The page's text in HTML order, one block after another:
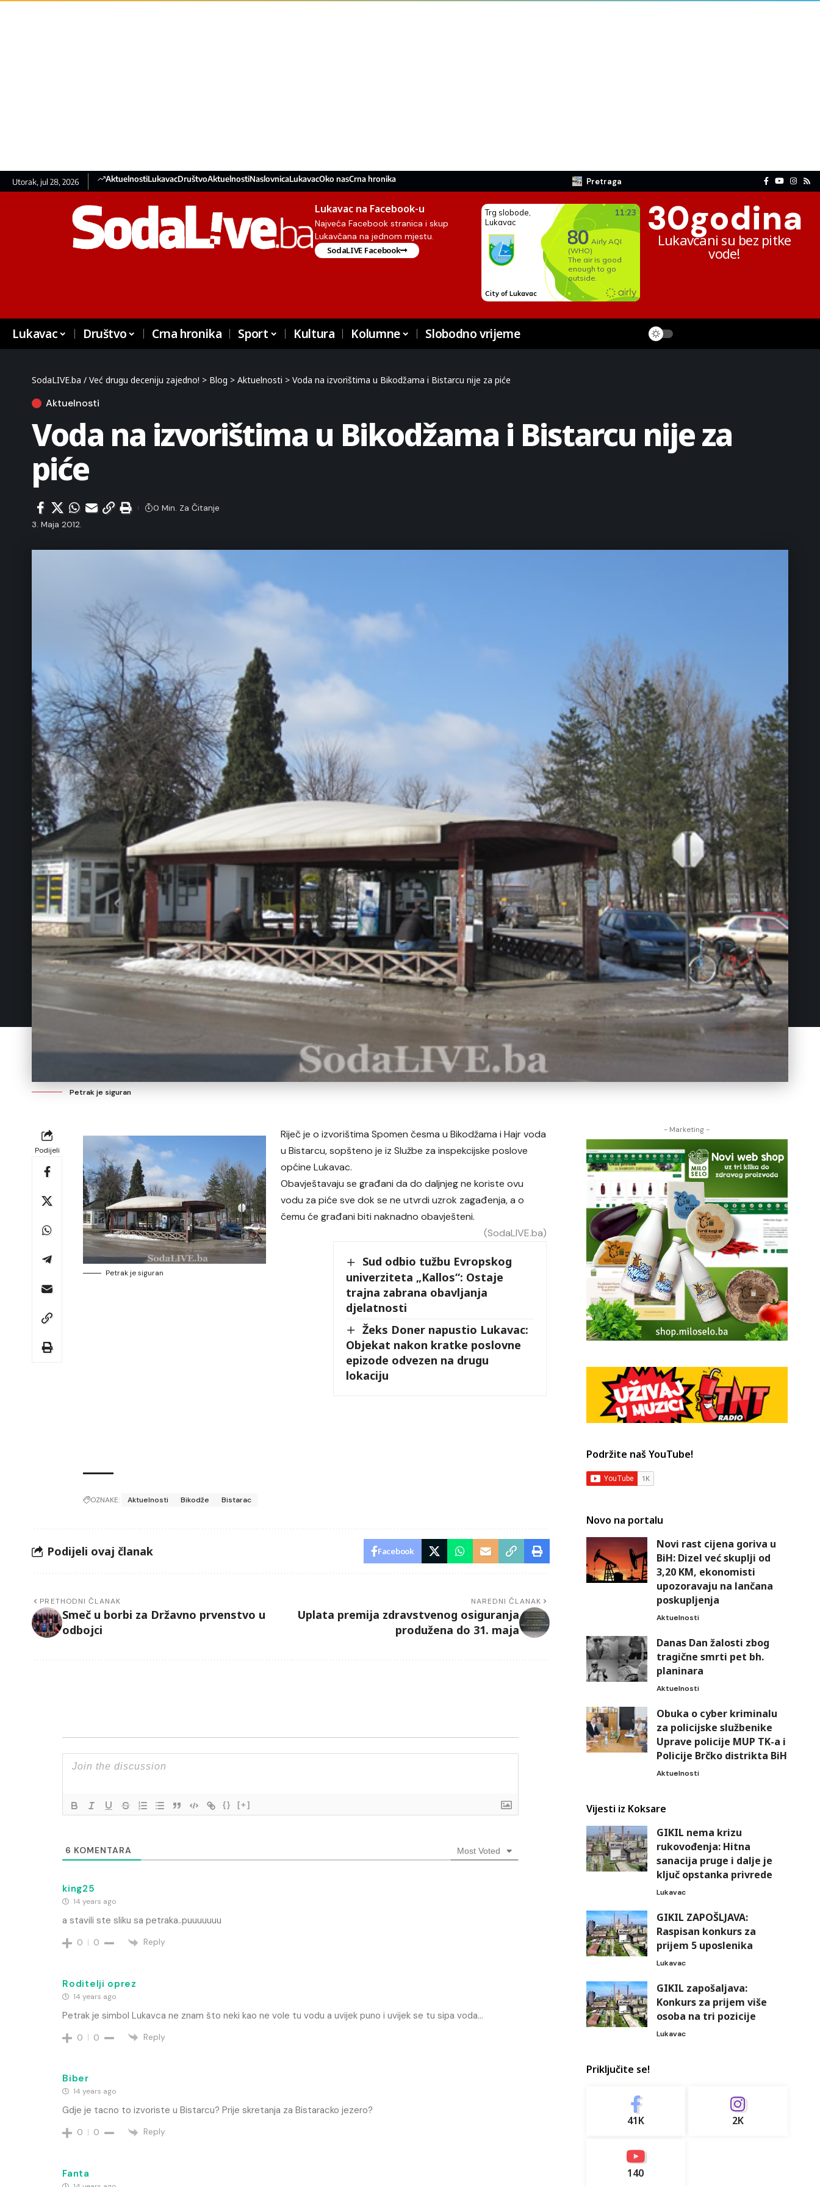
Utorak, jul 28, 2026 AktuelnostiLukavacDruštvoAktuelnostiNaslovnicaLukavacOko nasCrna hronika Pretraga
Lukavac na Facebook-u
Najveća Facebook stranica i skup
Lukavčana na jednom mjestu.
SodaLIVE Facebook
30godina
Lukavčani su bez pitke
vode!
Lukavac Društvo Crna hronika Sport Kultura Kolumne Slobodno vrijeme
SodaLIVE.ba / Već drugu deceniju zajedno! > Blog > Aktuelnosti > Voda na izvorištima u Bikodžama i Bistarcu nije za piće
Aktuelnosti
Voda na izvorištima u Bikodžama i Bistarcu nije za
piće
3. Maja 2012.
0 Min. Za Čitanje
Petrak je siguran
Podijeli
Petrak je siguran
Riječ je o izvorištima Spomen česma u Bikodžama i Hajr voda
u Bistarcu, sopšteno je iz Službe za inspekcijske poslove
općine Lukavac.
Obavještavaju se građani da do daljnjeg ne koriste ovu
vodu za piće sve dok se ne utvrdi uzrok zagađenja, a o
čemu će građani biti naknadno obavješteni.
(SodaLIVE.ba)
Sud odbio tužbu Evropskog
univerziteta „Kallos“: Ostaje
trajna zabrana obavljanja
djelatnosti
Žeks Doner napustio Lukavac:
Objekat nakon kratke poslovne
epizode odvezen na drugu
lokaciju
OZNAKE: Aktuelnosti Bikodže Bistarac
Podijeli ovaj članak Facebook
PRETHODNI ČLANAK
Smeč u borbi za Državno prvenstvo u
odbojci
NAREDNI ČLANAK
Uplata premija zdravstvenog osiguranja
produžena do 31. maja
{} [+]
6 KOMENTARA Most Voted
king25
14 years ago
a stavili ste sliku sa petraka..puuuuuuu
0 0 Reply
Roditelji oprez
14 years ago
Petrak je simbol Lukavca ne znam što neki kao ne vole tu vodu a uvijek puno i uvijek se tu sipa voda…
0 0 Reply
Biber
14 years ago
Gdje je tacno to izvoriste u Bistarcu? Prije skretanja za Bistaracko jezero?
0 0 Reply
Fanta
- Marketing -
Podržite naš YouTube!
Novo na portalu
Novi rast cijena goriva u
BiH: Dizel već skuplji od
3,20 KM, ekonomisti
upozoravaju na lančana
poskupljenja
Aktuelnosti
Danas Dan žalosti zbog
tragične smrti pet bh.
planinara
Aktuelnosti
Obuka o cyber kriminalu
za policijske službenike
Uprave policije MUP TK-a i
Policije Brčko distrikta BiH
Aktuelnosti
Vijesti iz Koksare
GIKIL nema krizu
rukovođenja: Hitna
sanacija pruge i dalje je
ključ opstanka privrede
Lukavac
GIKIL ZAPOŠLJAVA:
Raspisan konkurs za
prijem 5 uposlenika
Lukavac
GIKIL zapošaljava:
Konkurs za prijem više
osoba na tri pozicije
Lukavac
Priključite se!
41K 2K
140